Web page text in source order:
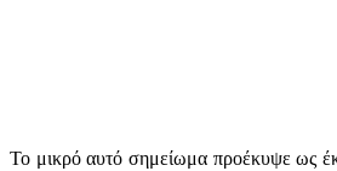
Το μικρό αυτό σημείωμα προέκυψε ως